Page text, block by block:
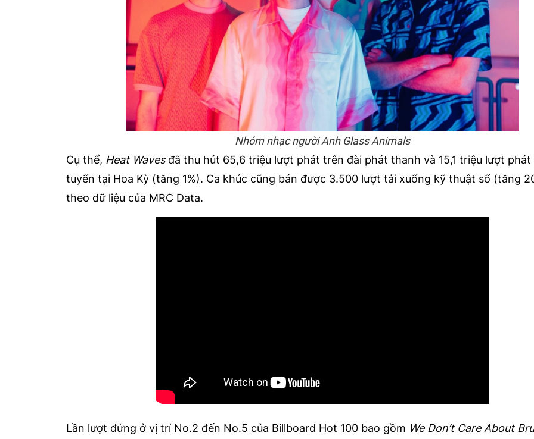
Nhóm nhạc người Anh Glass Animals
Cụ thể, Heat Wavesđã thu hút 65,6 triệu lượt phát trên đài phát thanh và 15,1 triệu lượt
tuyến tại Hoa Kỳ (tăng 1%). Ca khúc cũng bán được 3.500 lượt tải xuống kỹ thuật số (tăng
theo dữ liệu của MRC Data.
Lần lượt đứng ở vị trí No.2 đến No.5 của Billboard Hot 100 bao gồm We Don’t Care About